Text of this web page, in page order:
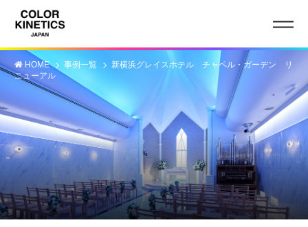
HOME 事例一覧
新横浜グレイスホテル チャペル・ガーデン リ
ニューアル